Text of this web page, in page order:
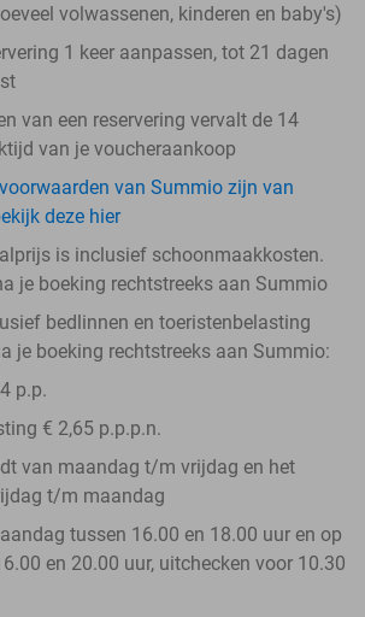
volwassenen, kinderen en baby's)
1 keer aanpassen, tot 21 dagen
van een reservering vervalt de 14
van je voucheraankoop
van Summio zijn van
deze hier
is inclusief schoonmaakkosten.
je boeking rechtstreeks aan Summio
bedlinnen en toeristenbelasting
je boeking rechtstreeks aan Summio:
p.p.
€ 2,65 p.p.p.n.
van maandag t/m vrijdag en het
t/m maandag
tussen 16.00 en 18.00 uur en op
en 20.00 uur, uitchecken voor 10.30